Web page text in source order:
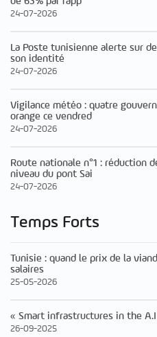
24-07-2026
La Poste tunisienne alerte sur
son identité
24-07-2026
Vigilance météo : quatre
orange ce vendred
24-07-2026
Route nationale n°1 : réduction
niveau du pont Sai
24-07-2026
Temps Forts
Tunisie : quand le prix de la
salaires
25-05-2026
« Smart infrastructures in the
26-09-2025